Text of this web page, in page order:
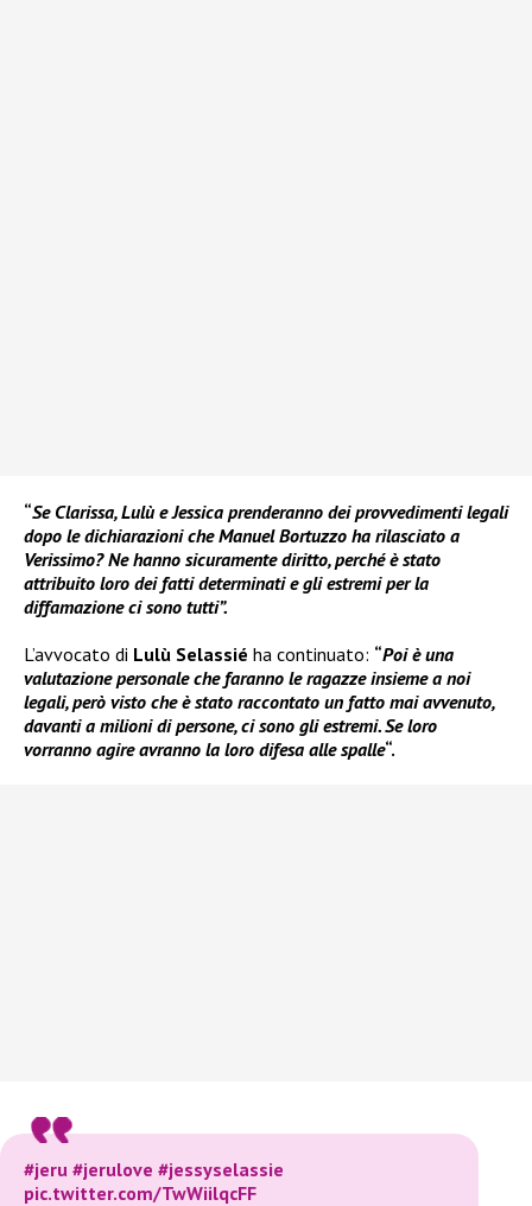
“Se Clarissa, Lulù e Jessica prenderanno dei provvedimenti legali
dopo le dichiarazioni che Manuel Bortuzzo ha rilasciato a
Verissimo? Ne hanno sicuramente diritto, perché è stato
attribuito loro dei fatti determinati e gli estremi per la
diffamazione ci sono tutti”.
L’avvocato di Lulù Selassié ha continuato: “Poi è una
valutazione personale che faranno le ragazze insieme a noi
legali, però visto che è stato raccontato un fatto mai avvenuto,
davanti a milioni di persone, ci sono gli estremi. Se loro
vorranno agire avranno la loro difesa alle spalle“.
#jeru #jerulove #jessyselassie
pic.twitter.com/TwWiilqcFF